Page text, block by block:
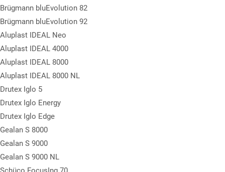
Brügmann bluEvolution 82
Brügmann bluEvolution 92
Aluplast IDEAL Neo
Aluplast IDEAL 4000
Aluplast IDEAL 8000
Aluplast IDEAL 8000 NL
Drutex Iglo 5
Drutex Iglo Energy
Drutex Iglo Edge
Gealan S 8000
Gealan S 9000
Gealan S 9000 NL